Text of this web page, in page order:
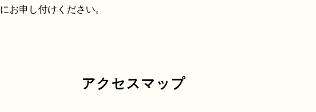
お申し付けください。
アクセスマップ